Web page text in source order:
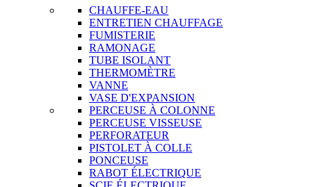
CHAUFFE-EAU
ENTRETIEN CHAUFFAGE
FUMISTERIE
RAMONAGE
TUBE ISOLANT
THERMOMÈTRE
VANNE
VASE D'EXPANSION
PERCEUSE À COLONNE
PERCEUSE VISSEUSE
PERFORATEUR
PISTOLET À COLLE
PONCEUSE
RABOT ÉLECTRIQUE